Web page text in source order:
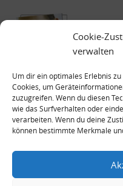
Cookie-
verwalten
Um dir ein optimales Erlebnis
Cookies, um
zuzugreifen. Wenn du diesen
wie das Surfverhalten oder
verarbeiten. Wenn du deine
können bestimmte Merkmale
Datenschutzerklärung